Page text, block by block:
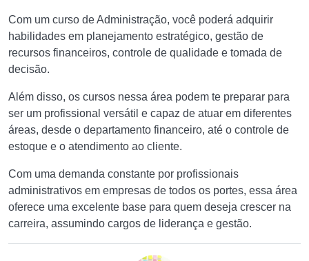
Com um curso de Administração, você poderá adquirir
habilidades em planejamento estratégico, gestão de
recursos financeiros, controle de qualidade e tomada de
decisão.
Além disso, os cursos nessa área podem te preparar para
ser um profissional versátil e capaz de atuar em diferentes
áreas, desde o departamento financeiro, até o controle de
estoque e o atendimento ao cliente.
Com uma demanda constante por profissionais
administrativos em empresas de todos os portes, essa área
oferece uma excelente base para quem deseja crescer na
carreira, assumindo cargos de liderança e gestão.